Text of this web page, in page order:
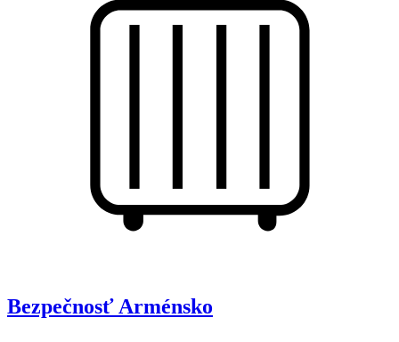
Bezpečnosť Arménsko